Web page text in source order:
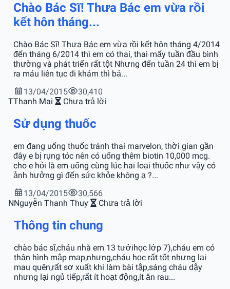
Chào Bác Sĩ! Thưa Bác em vừa rồi
kết hôn tháng...
Chào Bác Sĩ! Thưa Bác em vừa rồi kết hôn tháng 4/2014
đến tháng 6/2014 thì em có thai, thai mấy tuần đầu bình
thường và phát triển rất tột Nhưng đến tuần 24 thì em bị
ra máu liên tục đi khám thì bả...
13/04/2015
30,410
TThanh Mai Chưa trả lời
Sử dụng thuốc
em đang uống thuốc tránh thai marvelon, thời gian gần
đây e bị rụng tóc nên có uống thêm biotin 10,000 mcg.
cho e hỏi là em uống cùng lúc hai loại thuốc như vậy có
ảnh hưởng gì đến sức khỏe không ạ ?...
13/04/2015
30,566
NNguyễn Thanh Thuy Chưa trả lời
Thông tin chung
chào bác sĩ,cháu nhà em 13 tưởihọc lớp 7),cháu em có
thân hình mập mạp,nhưng,cháu học rất tốt nhưng lại
mau quên,rất sơ xuất khi làm bài tập,sáng cháu dậy
nhưng lại ngủ tiếp,rất ít hoạt động,ít ăn rau...